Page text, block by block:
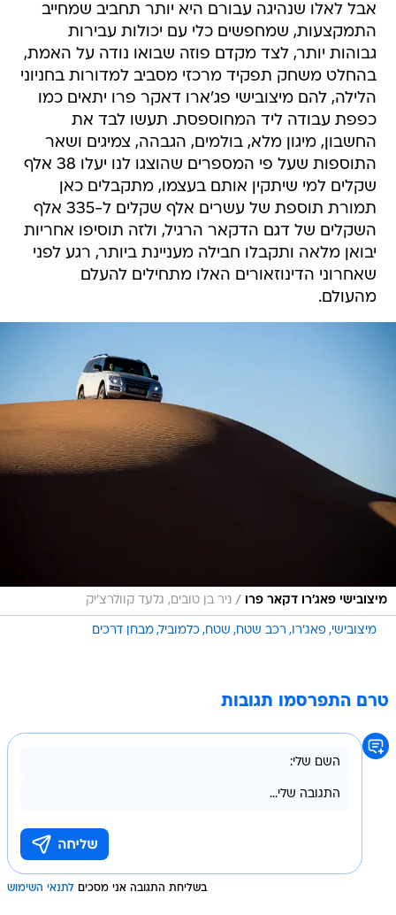
אבל לאלו שנהיגה עבורם היא יותר תחביב שמחייב
התמקצעות, שמחפשים כלי עם יכולות עבירות
גבוהות יותר, לצד מקדם פוזה שבואו נודה על האמת,
בהחלט משחק תפקיד מרכזי מסביב למדורות בחניוני
הלילה, להם מיצובישי פג'ארו דאקר פרו יתאים כמו
כפפת עבודה ליד המחוספסת. תעשו לבד את
החשבון, מיגון מלא, בולמים, הגבהה, צמיגים ושאר
התוספות שעל פי המספרים שהוצגו לנו יעלו 38 אלף
שקלים למי שיתקין אותם בעצמו, מתקבלים כאן
תמורת תוספת של עשרים אלף שקלים ל-335 אלף
השקלים של דגם הדקאר הרגיל, ולזה תוסיפו אחריות
יבואן מלאה ותקבלו חבילה מעניינת ביותר, רגע לפני
שאחרוני הדינוזאורים האלו מתחילים להעלם
מהעולם.
מיצובישי פאג'רו דקאר פרו / ניר בן טובים, גלעד קוולרצ'יק
מיצובישי פאג'רו רכב שטח שטח כלמוביל מבחן דרכים
טרם התפרסמו תגובות
בשליחת התגובה אני מסכים לתנאי השימוש